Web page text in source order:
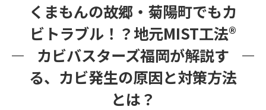
くまもんの故郷・菊陽町でもカ
ビトラブル！？地元MIST工法®
カビバスターズ福岡が解説す
る、カビ発生の原因と対策方法
とは？